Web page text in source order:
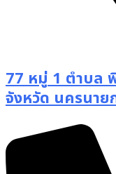
77 หมู่ 1 ตำบล
จังหวัด นครนาย